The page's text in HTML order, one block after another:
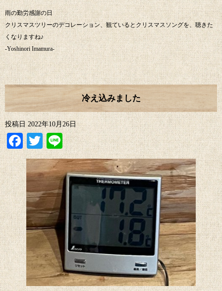
雨の勤労感謝の日
クリスマスツリーのデコレーション、観ているとクリスマスソングを、聴きた
くなりますね♪
-Yoshinori Imamura-
冷え込みました
投稿日 2022年10月26日
Facebook
Twitter
Line